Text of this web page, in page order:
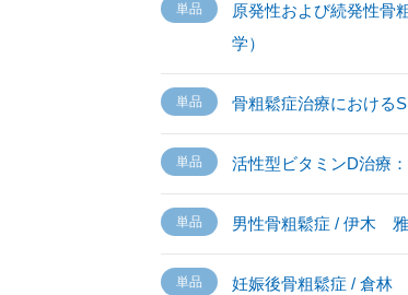
原発性および続発性骨
学）
骨粗鬆症治療における
活性型ビタミンD治療
男性骨粗鬆症 / 伊木 雅
妊娠後骨粗鬆症 / 倉林